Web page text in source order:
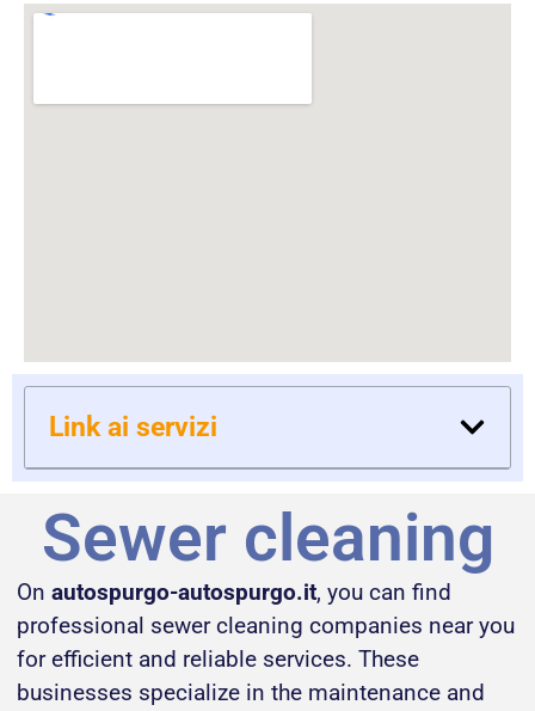
Link ai servizi
Sewer cleaning
On autospurgo-autospurgo.it, you can find
professional sewer cleaning companies near you
for efficient and reliable services. These
businesses specialize in the maintenance and